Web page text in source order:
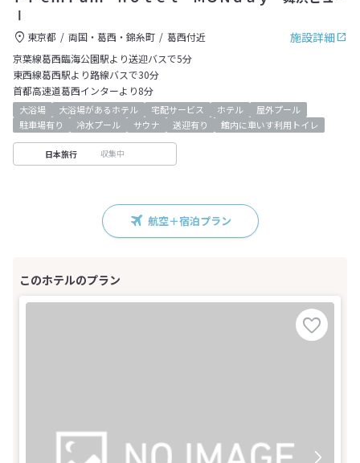
Ⅰ
施設詳細
東京都 両国・葛西・錦糸町
葛西付近
京葉線葛西臨海公園駅より送迎バスで5分
東西線葛西駅より路線バスで30分
首都高速道葛西インターより8分
大浴場 大浴場があるホテル 宅配サービス ホテル
屋外プール
駐車場有り
冷水プール サウナ 送迎有り 館内に車いす利用トイレ
日本旅行 収集中
航空＋宿泊プラン